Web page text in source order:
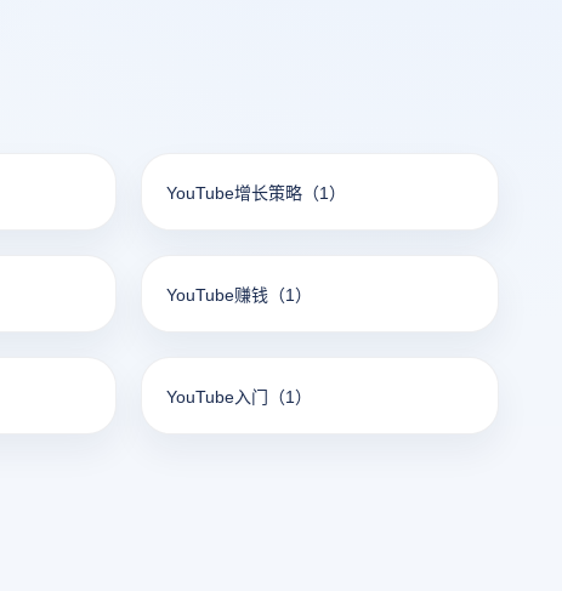
YouTube增长策略 （1）
YouTube赚钱 （1）
YouTube入门 （1）